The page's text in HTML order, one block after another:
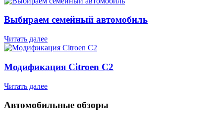
Выбираем семейный автомобиль
Читать далее
Модификация Citroen С2
Читать далее
Автомобильные обзоры